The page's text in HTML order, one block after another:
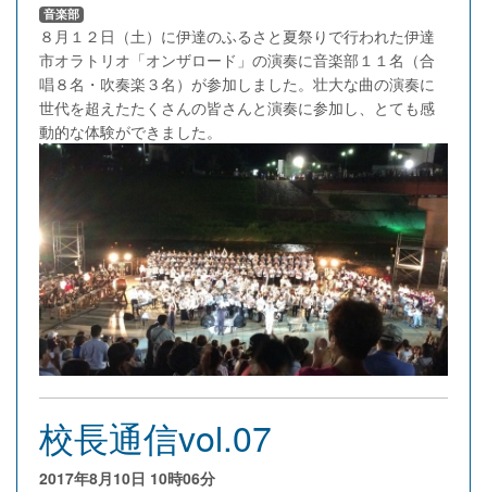
音楽部
８月１２日（土）に伊達のふるさと夏祭りで行われた伊達
市オラトリオ「オンザロード」の演奏に音楽部１１名（合
唱８名・吹奏楽３名）が参加しました。壮大な曲の演奏に
世代を超えたたくさんの皆さんと演奏に参加し、とても感
動的な体験ができました。
校長通信vol.07
2017年8月10日 10時06分